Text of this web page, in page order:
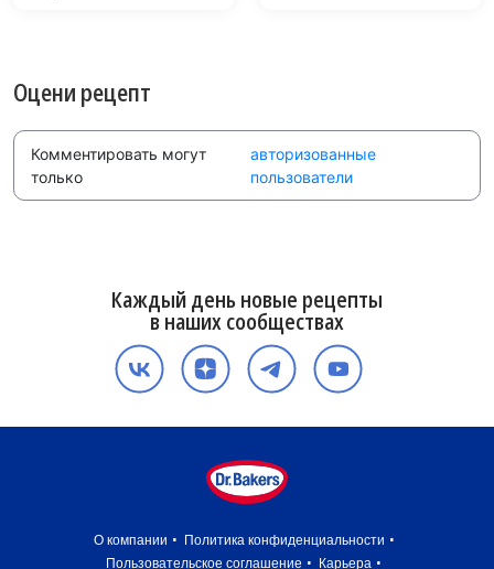
Оцени рецепт
Комментировать могут
только
авторизованные
пользователи
Каждый день новые рецепты
в наших сообществах
О компании
Политика конфиденциальности
Пользовательское соглашение
Карьера